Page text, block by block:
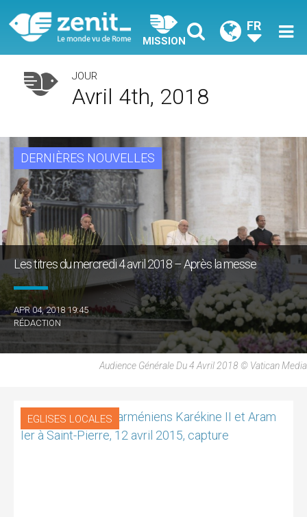
MISSION
FR
JOUR
Avril 4th, 2018
DERNIÈRES NOUVELLES
Les titres du mercredi 4 avril 2018 – Après la messe
APR 04, 2018 19:45
RÉDACTION
Audience Générale Du 4 Avril 2018 © Vatican Media
EGLISES LOCALES